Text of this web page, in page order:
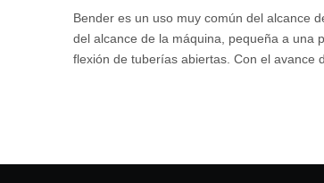
Bender es un uso muy común del alcance
del alcance de la máquina, pequeña a una
flexión de tuberías abiertas. Con el avance